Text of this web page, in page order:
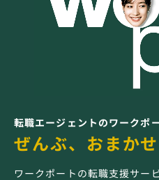
転職エージェントのワークポ
ぜんぶ、おまかせ
ワークポートの転職支援サー